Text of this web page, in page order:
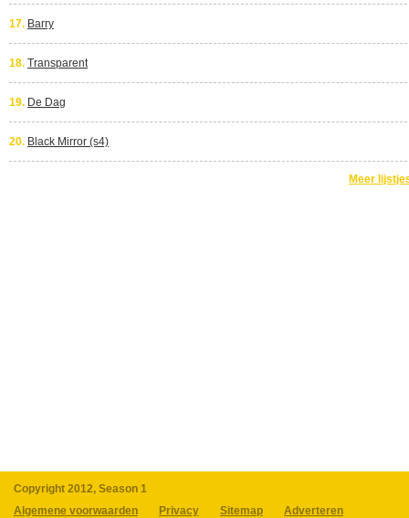
17. Barry
18. Transparent
19. De Dag
20. Black Mirror (s4)
Meer
Copyright 2012, Season 1
Algemene voorwaarden
Privacy Sitemap
Adverteren